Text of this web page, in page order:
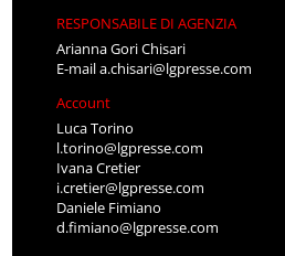
RESPONSABILE DI AGENZIA
Arianna Gori Chisari
E-maila.chisari@lgpresse.com
Account
Luca Torino
l.torino@lgpresse.com
Ivana Cretier
i.cretier@lgpresse.com
Daniele Fimiano
d.fimiano@lgpresse.com